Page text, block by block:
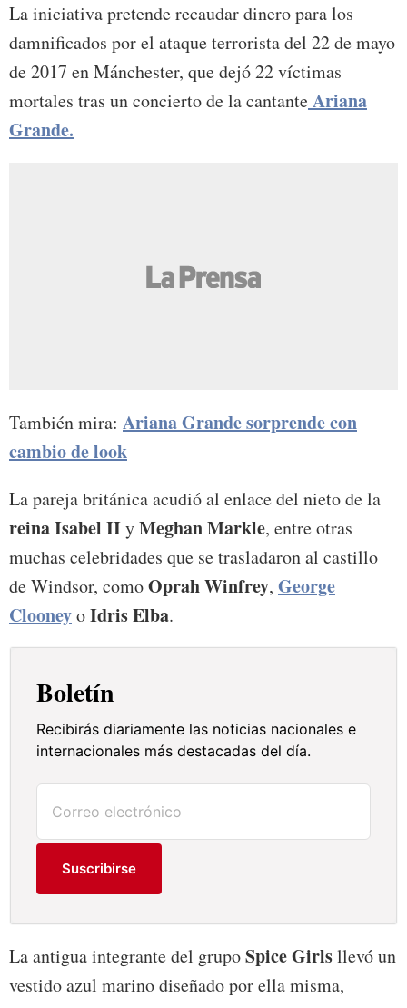
La iniciativa pretende recaudar dinero para los
damnificados por el ataque terrorista del 22 de mayo
de 2017 en Mánchester, que dejó 22 víctimas
mortales tras un concierto de la cantanteAriana
Grande.
También mira: Ariana Grande sorprende con
cambio de look
La pareja británica acudió al enlace del nieto de la
reina Isabel IIyMeghan Markle, entre otras
muchas celebridades que se trasladaron al castillo
de Windsor, comoOprah Winfrey, George
ClooneyoIdris Elba.
Boletín
Recibirás diariamente las noticias nacionales e
internacionales más destacadas del día.
Suscribirse
La antigua integrante del grupoSpice Girlsllevó un
vestido azul marino diseñado por ella misma,